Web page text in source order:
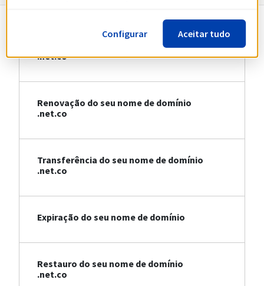
Registo do seu nome de domínio
.net.co
Renovação do seu nome de domínio
.net.co
Transferência do seu nome de domínio
.net.co
Expiração do seu nome de domínio
Restauro do seu nome de domínio
.net.co
Configurar Aceitar tudo